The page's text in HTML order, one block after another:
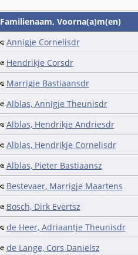
Familienaam, Voorna(a)m(en)
Annigje Cornelisdr
Hendrikje Corsdr
Marrigje Bastiaansdr
Alblas, Annigje Theunisdr
Alblas, Hendrikje Andriesdr
Alblas, Hendrikje Cornelisdr
Alblas, Pieter Bastiaansz
Bestevaer, Marrigje Maartens
Bosch, Dirk Evertsz
de Heer, Adriaantje Theunisdr
de Lange, Cors Danielsz